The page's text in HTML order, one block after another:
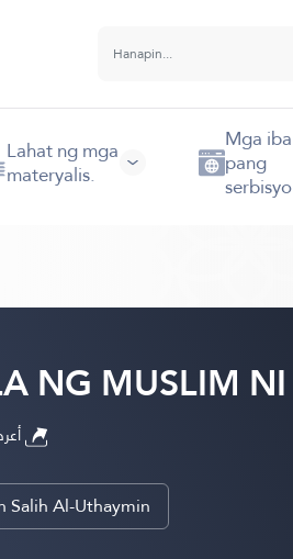
Lahat ng mga
materyalis.
Mga iba
pang
serbisyo
NG MUSLIM NI
Salih Al-Uthaymin